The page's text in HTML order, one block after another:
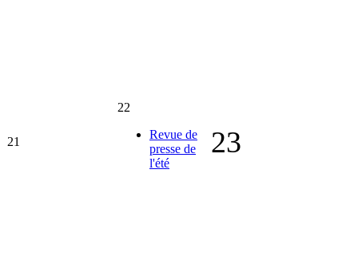
21
22
Revue de
presse de
l'été
23